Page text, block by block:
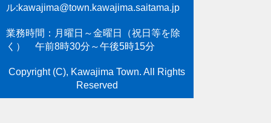
ル:kawajima@town.kawajima.saitama.jp
業務時間：月曜日～金曜日（祝日等を除
く） 午前8時30分～午後5時15分
Copyright (C), Kawajima Town. All Rights
Reserved